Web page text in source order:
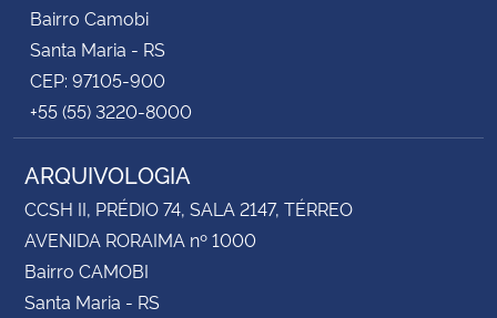
Bairro Camobi
Santa Maria - RS
CEP: 97105-900
+55 (55) 3220-8000
ARQUIVOLOGIA
CCSH II, PRÉDIO 74, SALA 2147, TÉRREO
AVENIDA RORAIMA nº 1000
Bairro CAMOBI
Santa Maria - RS